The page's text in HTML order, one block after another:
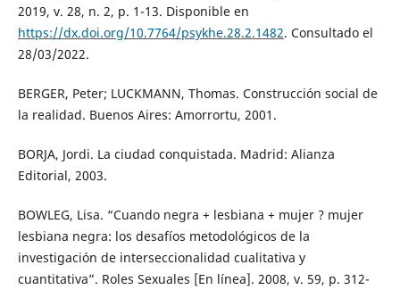
2019, v. 28, n. 2, p. 1-13. Disponible en
https://dx.doi.org/10.7764/psykhe.28.2.1482. Consultado el
28/03/2022.
BERGER, Peter; LUCKMANN, Thomas. Construcción social de
la realidad. Buenos Aires: Amorrortu, 2001.
BORJA, Jordi. La ciudad conquistada. Madrid: Alianza
Editorial, 2003.
BOWLEG, Lisa. “Cuando negra + lesbiana + mujer ? mujer
lesbiana negra: los desafíos metodológicos de la
investigación de interseccionalidad cualitativa y
cuantitativa”. Roles Sexuales [En línea]. 2008, v. 59, p. 312-